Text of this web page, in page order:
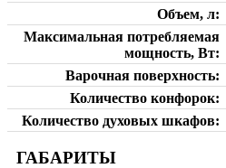
Объем, л
Максимальная потребляемая
мощность, Вт
Варочная поверхность
Количество конфорок
Количество духовых шкафов
ГАБАРИТЫ